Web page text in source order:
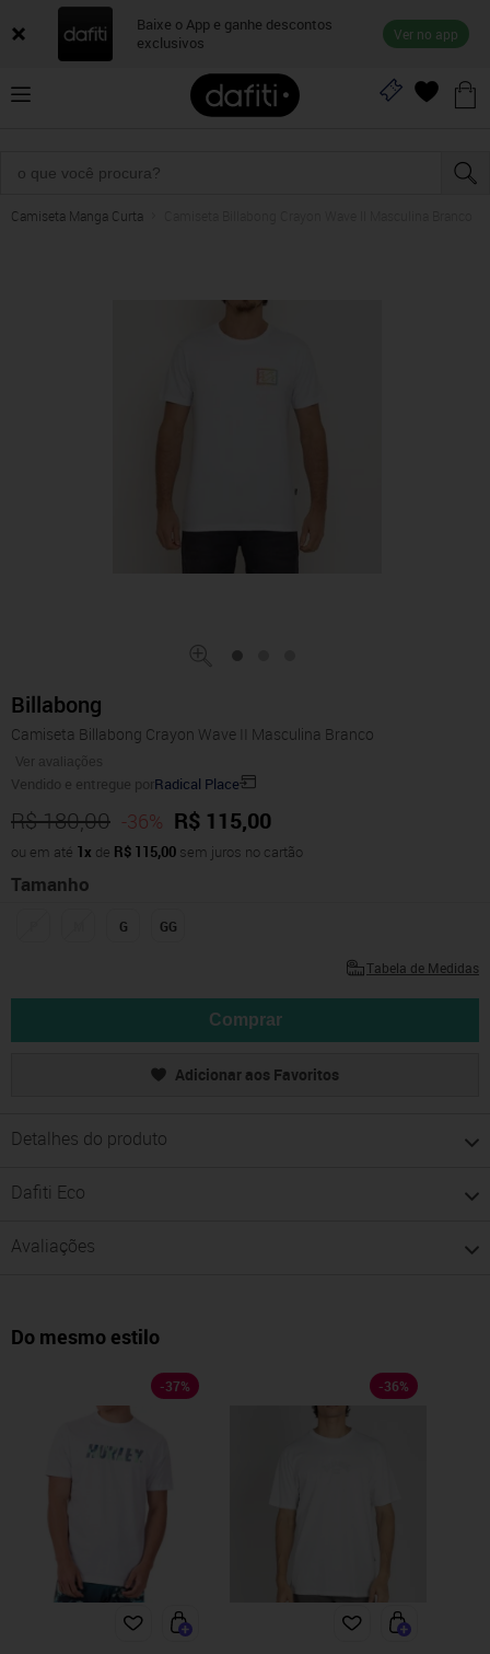
Baixe o App e ganhe descontos
exclusivos
Ver no app
Camiseta Manga Curta
Billabong
Camiseta Billabong Crayon Wave II Masculina Branco
Ver avaliações
Vendido e entregue porRadical Place
R$ 180,00 -36% R$ 115,00
ou em até 1x de R$ 115,00 sem juros no cartão
Tamanho
G GG
Tabela de Medidas
Comprar
Adicionar aos Favoritos
Detalhes do produto
Dafiti Eco
Avaliações
Do mesmo estilo
-37% -36%